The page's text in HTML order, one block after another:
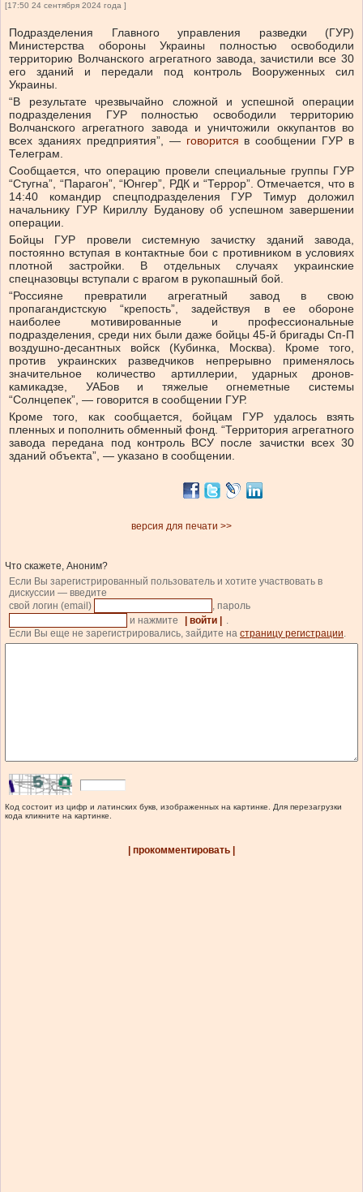
[17:50 24 сентября 2024 года ]
Подразделения Главного управления разведки (ГУР)
Министерства обороны Украины полностью освободили
территорию Волчанского агрегатного завода, зачистили все 30
его зданий и передали под контроль Вооруженных сил
Украины.
“В результате чрезвычайно сложной и успешной операции
подразделения ГУР полностью освободили территорию
Волчанского агрегатного завода и уничтожили оккупантов во
всех зданиях предприятия”, — говорится в сообщении ГУР в
Телеграм.
Сообщается, что операцию провели специальные группы ГУР
“Стугна”, “Парагон”, “Юнгер”, РДК и “Террор”. Отмечается, что в
14:40 командир спецподразделения ГУР Тимур доложил
начальнику ГУР Кириллу Буданову об успешном завершении
операции.
Бойцы ГУР провели системную зачистку зданий завода,
постоянно вступая в контактные бои с противником в условиях
плотной застройки. В отдельных случаях украинские
спецназовцы вступали с врагом в рукопашный бой.
“Россияне превратили агрегатный завод в свою
пропагандистскую “крепость”, задействуя в ее обороне
наиболее мотивированные и профессиональные
подразделения, среди них были даже бойцы 45-й бригады Сп-П
воздушно-десантных войск (Кубинка, Москва). Кроме того,
против украинских разведчиков непрерывно применялось
значительное количество артиллерии, ударных дронов-
камикадзе, УАБов и тяжелые огнеметные системы
“Солнцепек”, — говорится в сообщении ГУР.
Кроме того, как сообщается, бойцам ГУР удалось взять
пленных и пополнить обменный фонд. “Территория агрегатного
завода передана под контроль ВСУ после зачистки всех 30
зданий объекта”, — указано в сообщении.
версия для печати >>
Что скажете, Аноним?
Если Вы зарегистрированный пользователь и хотите участвовать в
дискуссии — введите
свой логин (email)
, пароль
и нажмите
| войти |
.
Если Вы еще не зарегистрировались, зайдите на страницу регистрации.
Код состоит из цифр и латинских букв, изображенных на картинке. Для перезагрузки
кода кликните на картинке.
| прокомментировать |